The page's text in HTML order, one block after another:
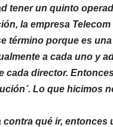
tener un quinto
la empresa
término porque es
a cada uno y
director.
Lo que hicimos
qué ir,